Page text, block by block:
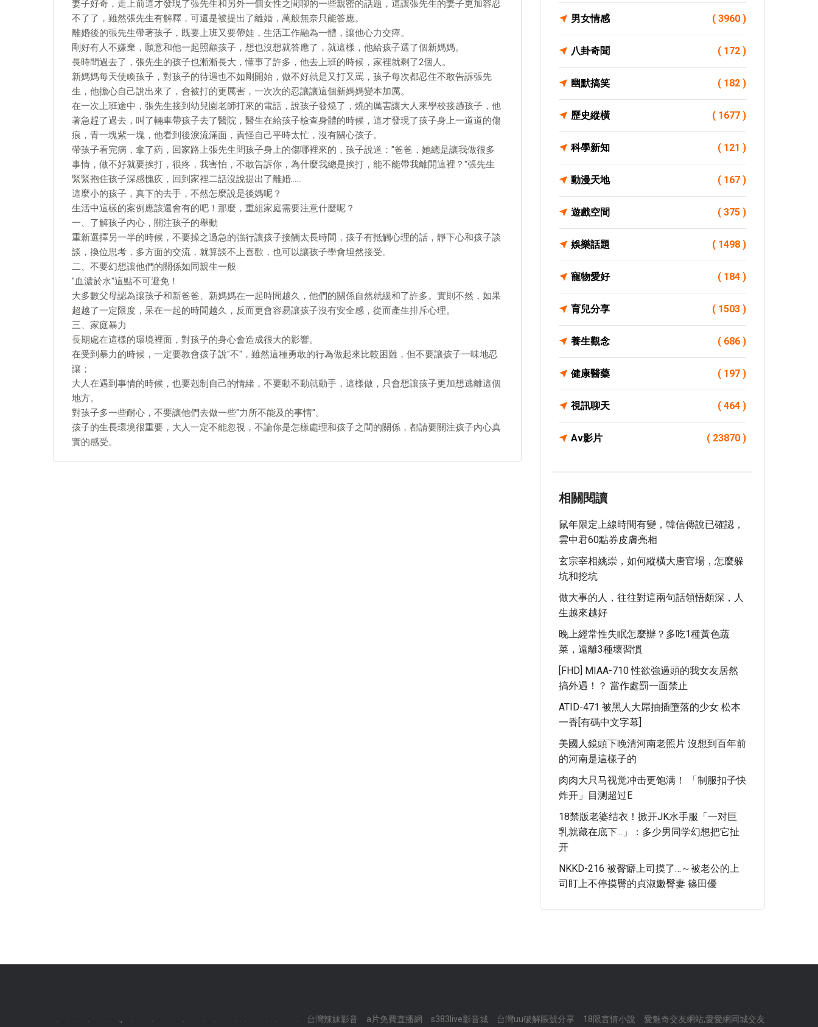
妻子好奇，走上前這才發現了張先生和另外一個女性之間聊的一些親密的話題，這讓張先生的妻子更加容忍
不了了，雖然張先生有解釋，可還是被提出了離婚，萬般無奈只能答應。
離婚後的張先生帶著孩子，既要上班又要帶娃，生活工作融為一體，讓他心力交瘁。
剛好有人不嫌棄，願意和他一起照顧孩子，想也沒想就答應了，就這樣，他給孩子選了個新媽媽。
長時間過去了，張先生的孩子也漸漸長大，懂事了許多，他去上班的時候，家裡就剩了2個人。
新媽媽每天使喚孩子，對孩子的待遇也不如剛開始，做不好就是又打又罵，孩子每次都忍住不敢告訴張先
生，他擔心自己說出來了，會被打的更厲害，一次次的忍讓讓這個新媽媽變本加厲。
在一次上班途中，張先生接到幼兒園老師打來的電話，說孩子發燒了，燒的厲害讓大人來學校接趟孩子，他
著急趕了過去，叫了輛車帶孩子去了醫院，醫生在給孩子檢查身體的時候，這才發現了孩子身上一道道的傷
痕，青一塊紫一塊，他看到後淚流滿面，責怪自己平時太忙，沒有關心孩子。
帶孩子看完病，拿了葯，回家路上張先生問孩子身上的傷哪裡來的，孩子說道："爸爸，她總是讓我做很多
事情，做不好就要挨打，很疼，我害怕，不敢告訴你，為什麼我總是挨打，能不能帶我離開這裡？"張先生
緊緊抱住孩子深感愧疚，回到家裡二話沒說提出了離婚……
這麼小的孩子，真下的去手，不然怎麼說是後媽呢？
生活中這樣的案例應該還會有的吧！那麼，重組家庭需要注意什麼呢？
一、了解孩子內心，關注孩子的舉動
重新選擇另一半的時候，不要操之過急的強行讓孩子接觸太長時間，孩子有抵觸心理的話，靜下心和孩子談
談，換位思考，多方面的交流，就算談不上喜歡，也可以讓孩子學會坦然接受。
二、不要幻想讓他們的關係如同親生一般
"血濃於水"這點不可避免！
大多數父母認為讓孩子和新爸爸、新媽媽在一起時間越久，他們的關係自然就緩和了許多。實則不然，如果
超越了一定限度，呆在一起的時間越久，反而更會容易讓孩子沒有安全感，從而產生排斥心理。
三、家庭暴力
長期處在這樣的環境裡面，對孩子的身心會造成很大的影響。
在受到暴力的時候，一定要教會孩子說"不"，雖然這種勇敢的行為做起來比較困難，但不要讓孩子一味地忍
讓；
大人在遇到事情的時候，也要剋制自己的情緒，不要動不動就動手，這樣做，只會想讓孩子更加想逃離這個
地方。
對孩子多一些耐心，不要讓他們去做一些"力所不能及的事情"。
孩子的生長環境很重要，大人一定不能忽視，不論你是怎樣處理和孩子之間的關係，都請要關注孩子內心真
實的感受。
男女情感 ( 3960 )
八卦奇聞 ( 172 )
幽默搞笑 ( 182 )
歷史縱橫 ( 1677 )
科學新知 ( 121 )
動漫天地 ( 167 )
遊戲空間 ( 375 )
娛樂話題 ( 1498 )
寵物愛好 ( 184 )
育兒分享 ( 1503 )
養生觀念 ( 686 )
健康醫藥 ( 197 )
視訊聊天 ( 464 )
Av影片 ( 23870 )
相關閱讀
鼠年限定上線時間有變，韓信傳說已確認，
雲中君60點券皮膚亮相
玄宗宰相姚崇，如何縱橫大唐官場，怎麼躲
坑和挖坑
做大事的人，往往對這兩句話領悟頗深，人
生越來越好
晚上經常性失眠怎麼辦？多吃1種黃色蔬
菜，遠離3種壞習慣
[FHD] MIAA-710 性欲強過頭的我女友居然
搞外遇！？ 當作處罰一面禁止
ATID-471 被黑人大屌抽插墮落的少女 松本
一香[有碼中文字幕]
美國人鏡頭下晚清河南老照片 沒想到百年前
的河南是這樣子的
肉肉大只马视觉冲击更饱满！ 「制服扣子快
炸开」目测超过E
18禁版老婆结衣！掀开JK水手服「一对巨
乳就藏在底下...」：多少男同学幻想把它扯
开
NKKD-216 被臀癖上司摸了…～被老公的上
司盯上不停摸臀的貞淑嫩臀妻 篠田優
., 台灣辣妹影音 a片免費直播網 s383live影音城 台灣uu破解賬號分享 18限言情小說 愛魅奇交友網站,愛愛網同城交友